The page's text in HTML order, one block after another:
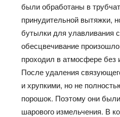
были обработаны в
принудительной вытяжки,
бутылки для улавливания
обесцвечивание
проходил в атмосфере без
После удаления
и хрупкими, но не
порошок. Поэтому они
шарового измельчения. В